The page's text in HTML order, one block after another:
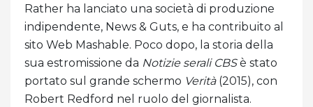
Rather ha lanciato una società di produzione
indipendente, News & Guts, e ha contribuito al
sito Web Mashable. Poco dopo, la storia della
sua estromissione da Notizie serali CBSè stato
portato sul grande schermo Verità (2015), con
Robert Redford nel ruolo del giornalista.